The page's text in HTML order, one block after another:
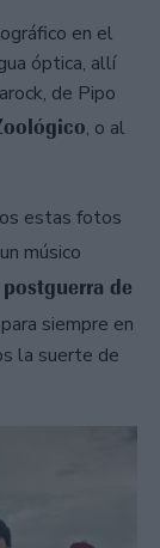
en el
óptica, allí
de Pipo
, o al
estas fotos
músico
de
siempre en
la suerte de